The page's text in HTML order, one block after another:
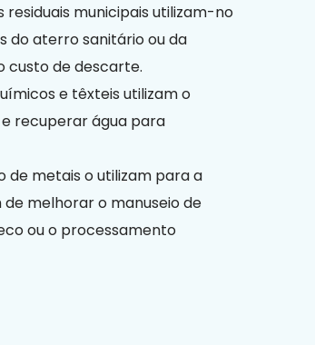
municipais utilizam-no
do aterro sanitário ou da
custo de descarte.
e têxteis utilizam o
recuperar água para
de metais o utilizam para a
melhorar o manuseio de
ou o processamento